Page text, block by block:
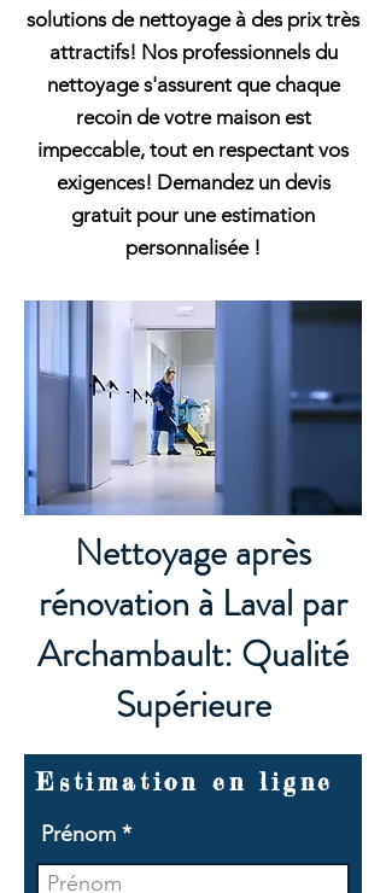
solutions de nettoyage à des prix très
attractifs! Nos professionnels du
nettoyage s'assurent que chaque
recoin de votre maison est
impeccable, tout en respectant vos
exigences! Demandez un devis
gratuit pour une estimation
personnalisée !
Nettoyage après
rénovation à Laval par
Archambault: Qualité
Supérieure
Estimation en ligne
Prénom